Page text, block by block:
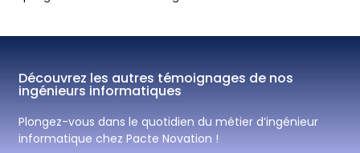
Découvrez les autres témoignages de nos
ingénieurs informatiques
Plongez-vous dans le quotidien du métier d’ingénieur
informatique chez Pacte Novation !